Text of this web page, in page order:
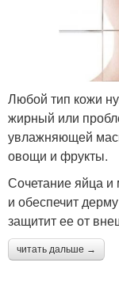
Любой тип кожи
жирный или
увлажняющей
овощи и фрукты.
Сочетание яйца и
и обеспечит
защитит ее от
читать дальше →